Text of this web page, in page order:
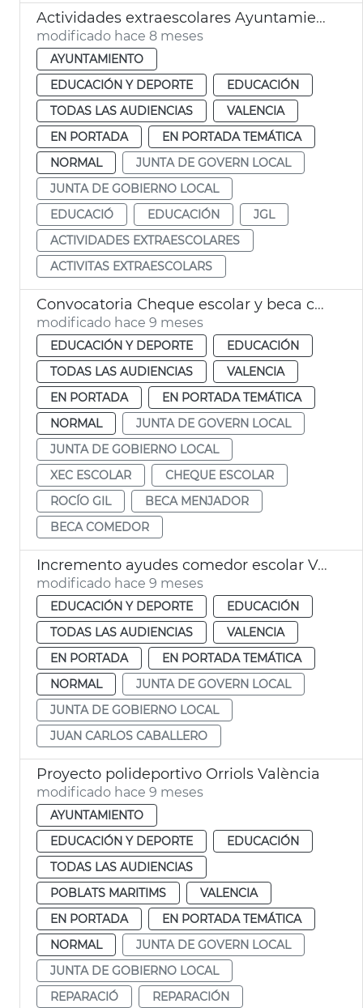
Actividades extraescolares Ayuntamiento de València
modificado hace 8 meses
AYUNTAMIENTO
EDUCACIÓN Y DEPORTE
EDUCACIÓN
TODAS LAS AUDIENCIAS
VALENCIA
EN PORTADA
EN PORTADA TEMÁTICA
NORMAL
JUNTA DE GOVERN LOCAL
JUNTA DE GOBIERNO LOCAL
EDUCACIÓ
EDUCACIÓN
JGL
ACTIVIDADES EXTRAESCOLARES
ACTIVITAS EXTRAESCOLARS
Convocatoria Cheque escolar y beca comedor València
modificado hace 9 meses
EDUCACIÓN Y DEPORTE
EDUCACIÓN
TODAS LAS AUDIENCIAS
VALENCIA
EN PORTADA
EN PORTADA TEMÁTICA
NORMAL
JUNTA DE GOVERN LOCAL
JUNTA DE GOBIERNO LOCAL
XEC ESCOLAR
CHEQUE ESCOLAR
ROCÍO GIL
BECA MENJADOR
BECA COMEDOR
Incremento ayudes comedor escolar València
modificado hace 9 meses
EDUCACIÓN Y DEPORTE
EDUCACIÓN
TODAS LAS AUDIENCIAS
VALENCIA
EN PORTADA
EN PORTADA TEMÁTICA
NORMAL
JUNTA DE GOVERN LOCAL
JUNTA DE GOBIERNO LOCAL
JUAN CARLOS CABALLERO
Proyecto polideportivo Orriols València
modificado hace 9 meses
AYUNTAMIENTO
EDUCACIÓN Y DEPORTE
EDUCACIÓN
TODAS LAS AUDIENCIAS
POBLATS MARITIMS
VALENCIA
EN PORTADA
EN PORTADA TEMÁTICA
NORMAL
JUNTA DE GOVERN LOCAL
JUNTA DE GOBIERNO LOCAL
REPARACIÓ
REPARACIÓN